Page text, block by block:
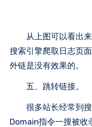
从上图可以看出来
搜索引擎爬取日志页
外链是没有效果的。
五、跳转链接。
很多站长经常到搜
Domain指令一搜被收